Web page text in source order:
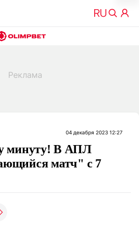
04 декабря 2023 12:27
минуту! В АПЛ
матч" с 7